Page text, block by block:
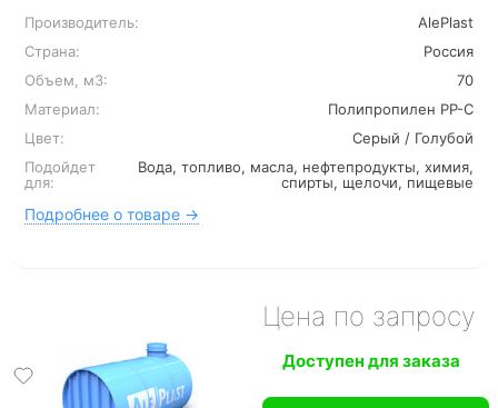
Производитель:
AlePlast
Страна:
Россия
Объем, м3:
70
Материал:
Полипропилен PP-C
Цвет:
Серый / Голубой
Подойдет
для:
Вода, топливо, масла, нефтепродукты, химия,
спирты, щелочи, пищевые
Подробнее о товаре →
Цена по запросу
Доступен для заказа